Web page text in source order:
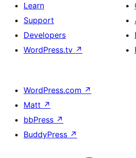
Learn
Support
Developers
WordPress.tv ↗
WordPress.com ↗
Matt ↗
bbPress ↗
BuddyPress ↗